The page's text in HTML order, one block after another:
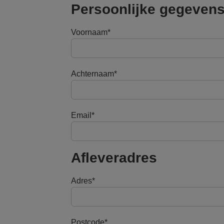
Persoonlijke
Voornaam
Achternaam
Email
Afleveradres
Adres
Postcode